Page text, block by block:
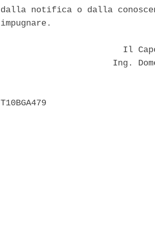
dalla notifica o dalla
impugnare.
Il
Ing.